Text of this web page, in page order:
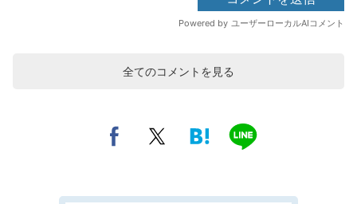
全てのコメントを見る